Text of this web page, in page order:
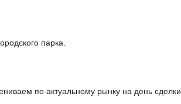
парка.
по актуальному рынку на день сделки.